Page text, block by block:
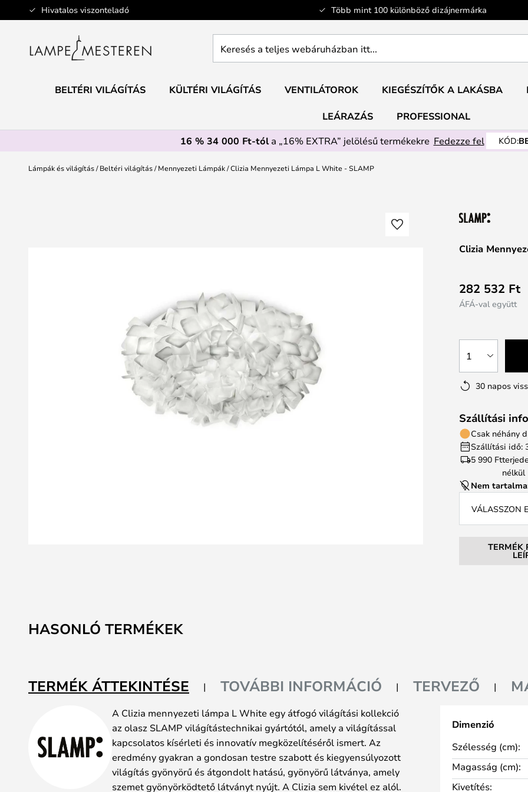
Hivatalos viszonteladó Több mint 100 különböző dizájnermárka
Ugrás
a
tartalomhoz
webáruházban
BELTÉRI VILÁGÍTÁS KÜLTÉRI VILÁGÍTÁS VENTILÁTOROK KIEGÉSZÍTŐK A LAKÁSBA
LEÁRAZÁS
PROFESSIONAL
16 % 34 000 Ft-tóla „16% EXTRA” jelölésű termékekre Fedezze fel KÓD:
Lámpák és világítás Beltéri világítás Mennyezeti Lámpák Clizia Mennyezeti Lámpa L White - SLAMP
képgaléria
Clizia
282 532 Ft
ÁFÁ-val együtt
1
30 napos
Szállítási
Csak néhány
Szállítási idő:
5 990 Ft
nélkül
Nem
VÁLASSZON
TERMÉK
HASONLÓ TERMÉKEK
TERMÉK ÁTTEKINTÉSE TOVÁBBI INFORMÁCIÓ TERVEZŐ
A Clizia mennyezeti lámpa L White egy átfogó világítási kollekció
az olasz SLAMP világítástechnikai gyártótól, amely a világítással
kapcsolatos kísérleti és innovatív megközelítéséről ismert. Az
eredmény gyakran a gondosan testre szabott és kiegyensúlyozott
világítás gyönyörű és átgondolt hatású, gyönyörű látványa, amely
szemet gyönyörködtető látványt nyújt. A Clizia sem kivétel ez alól.
Dimenzió
Szélesség (cm):
Magasság (cm):
Kivetítés: